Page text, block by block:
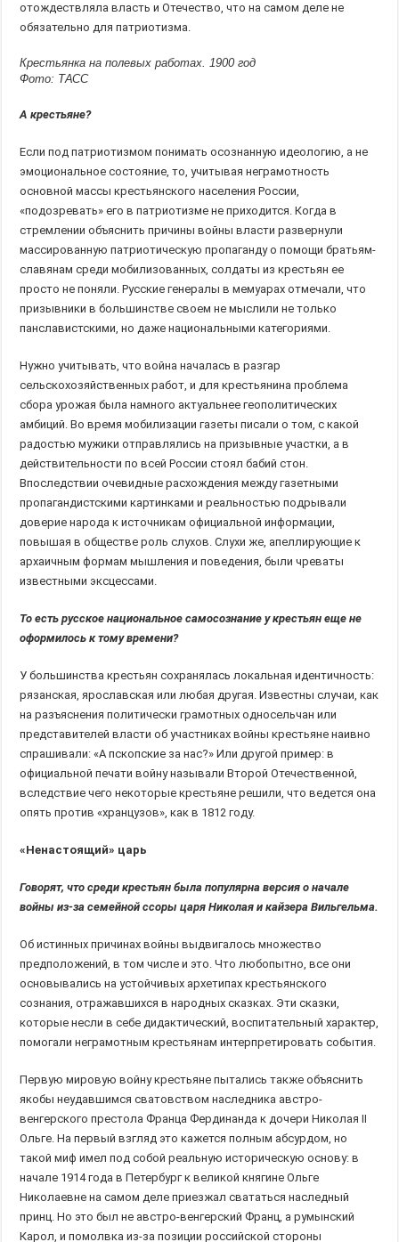
отождествляла власть и Отечество, что на самом деле не
обязательно для патриотизма.
Крестьянка на полевых работах. 1900 год
Фото: ТАСС
А крестьяне?
Если под патриотизмом понимать осознанную идеологию, а не
эмоциональное состояние, то, учитывая неграмотность
основной массы крестьянского населения России,
«подозревать» его в патриотизме не приходится. Когда в
стремлении объяснить причины войны власти развернули
массированную патриотическую пропаганду о помощи братьям-
славянам среди мобилизованных, солдаты из крестьян ее
просто не поняли. Русские генералы в мемуарах отмечали, что
призывники в большинстве своем не мыслили не только
панславистскими, но даже национальными категориями.
Нужно учитывать, что война началась в разгар
сельскохозяйственных работ, и для крестьянина проблема
сбора урожая была намного актуальнее геополитических
амбиций. Во время мобилизации газеты писали о том, с какой
радостью мужики отправлялись на призывные участки, а в
действительности по всей России стоял бабий стон.
Впоследствии очевидные расхождения между газетными
пропагандистскими картинками и реальностью подрывали
доверие народа к источникам официальной информации,
повышая в обществе роль слухов. Слухи же, апеллирующие к
архаичным формам мышления и поведения, были чреваты
известными эксцессами.
То есть русское национальное самосознание у крестьян еще не
оформилось к тому времени?
У большинства крестьян сохранялась локальная идентичность:
рязанская, ярославская или любая другая. Известны случаи, как
на разъяснения политически грамотных односельчан или
представителей власти об участниках войны крестьяне наивно
спрашивали: «А пскопские за нас?» Или другой пример: в
официальной печати войну называли Второй Отечественной,
вследствие чего некоторые крестьяне решили, что ведется она
опять против «хранцузов», как в 1812 году.
«Ненастоящий» царь
Говорят, что среди крестьян была популярна версия о начале
войны из-за семейной ссоры царя Николая и кайзера Вильгельма.
Об истинных причинах войны выдвигалось множество
предположений, в том числе и это. Что любопытно, все они
основывались на устойчивых архетипах крестьянского
сознания, отражавшихся в народных сказках. Эти сказки,
которые несли в себе дидактический, воспитательный характер,
помогали неграмотным крестьянам интерпретировать события.
Первую мировую войну крестьяне пытались также объяснить
якобы неудавшимся сватовством наследника австро-
венгерского престола Франца Фердинанда к дочери Николая II
Ольге. На первый взгляд это кажется полным абсурдом, но
такой миф имел под собой реальную историческую основу: в
начале 1914 года в Петербург к великой княгине Ольге
Николаевне на самом деле приезжал свататься наследный
принц. Но это был не австро-венгерский Франц, а румынский
Карол, и помолвка из-за позиции российской стороны